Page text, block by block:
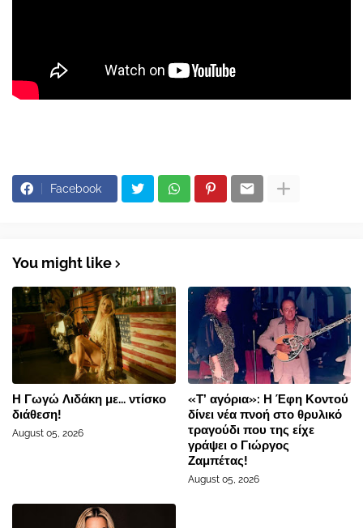
Facebook
You might like
Η Γωγώ Λιδάκη με... ντίσκο
διάθεση!
August 05, 2026
«Τ’ αγόρια»: Η Έφη Κοντού
δίνει νέα πνοή στο θρυλικό
τραγούδι που της είχε
γράψει ο Γιώργος
Ζαμπέτας!
August 05, 2026